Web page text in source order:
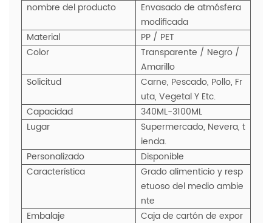
nombre del producto
Envasado de atmósfera
modificada
Material
PP / PET
Color
Transparente / Negro /
Amarillo
Solicitud
Carne, Pescado, Pollo, Fr
uta, Vegetal Y Etc.
Capacidad
340ML-3100ML
Lugar
Supermercado, Nevera, t
ienda.
Personalizado
Disponible
Característica
Grado alimenticio y resp
etuoso del medio ambie
nte
Embalaje
Caja de cartón de expor